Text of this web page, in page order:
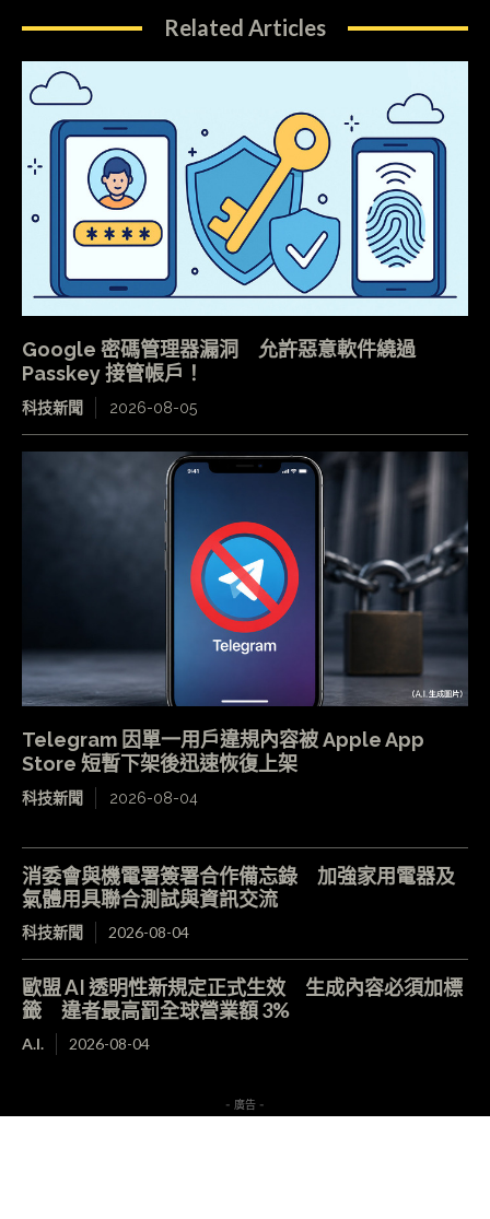
Related Articles
Google 密碼管理器漏洞 允許惡意軟件繞過
Passkey 接管帳戶！
科技新聞 2026-08-05
Telegram 因單一用戶違規內容被 Apple App
Store 短暫下架後迅速恢復上架
科技新聞 2026-08-04
消委會與機電署簽署合作備忘錄 加強家用電器及
氣體用具聯合測試與資訊交流
科技新聞 2026-08-04
歐盟 AI 透明性新規定正式生效 生成內容必須加標
籤 違者最高罰全球營業額 3%
A.I. 2026-08-04
- 廣告 -